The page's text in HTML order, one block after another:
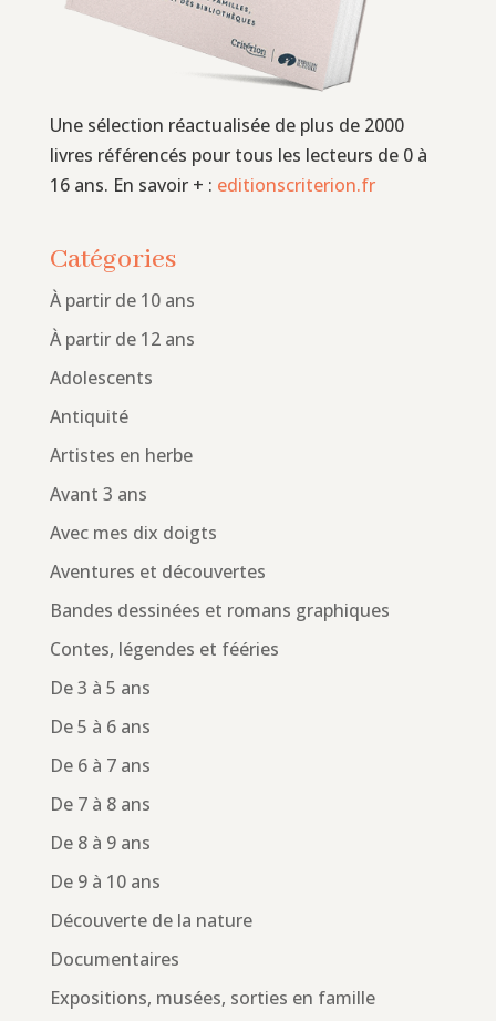
Une sélection réactualisée de plus de 2000
livres référencés pour tous les lecteurs de 0 à
16 ans. En savoir + : editionscriterion.fr
Catégories
À partir de 10 ans
À partir de 12 ans
Adolescents
Antiquité
Artistes en herbe
Avant 3 ans
Avec mes dix doigts
Aventures et découvertes
Bandes dessinées et romans graphiques
Contes, légendes et fééries
De 3 à 5 ans
De 5 à 6 ans
De 6 à 7 ans
De 7 à 8 ans
De 8 à 9 ans
De 9 à 10 ans
Découverte de la nature
Documentaires
Expositions, musées, sorties en famille